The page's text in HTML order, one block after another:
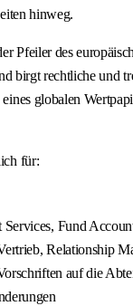
hinweg.
des
birgt rechtliche und
globalen
für:
Fund
Relationship
auf die